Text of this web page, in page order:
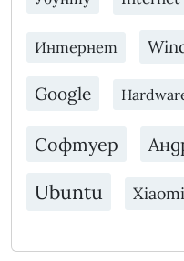
Интернет
Google
Софтуер
Ubuntu Xiaomi